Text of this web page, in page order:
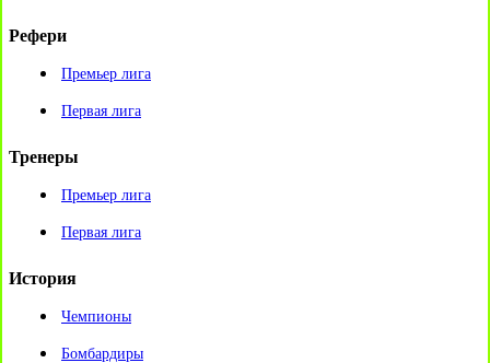
Рефери
Премьер лига
Первая лига
Тренеры
Премьер лига
Первая лига
История
Чемпионы
Бомбардиры